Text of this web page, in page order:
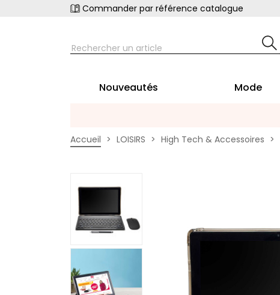
Commander par référence catalogue
Nouveautés Mode
Accueil LOISIRS High Tech & Accessoires